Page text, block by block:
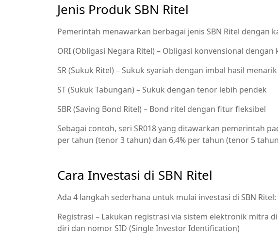
Jenis Produk SBN Ritel
Pemerintah menawarkan berbagai jenis SBN Ritel dengan
ORI (Obligasi Negara Ritel) – Obligasi konvensional
SR (Sukuk Ritel) – Sukuk syariah dengan imbal hasil menarik
ST (Sukuk Tabungan) – Sukuk dengan tenor lebih pendek
SBR (Saving Bond Ritel) – Bond ritel dengan fitur fleksibel
Sebagai contoh, seri SR018 yang ditawarkan pemerintah
per tahun (tenor 3 tahun) dan 6,4% per tahun (tenor 5
Cara Investasi di SBN Ritel
Ada 4 langkah sederhana untuk mulai investasi di SBN Ritel:
Registrasi – Lakukan registrasi via sistem elektronik mitra
diri dan nomor SID (Single Investor Identification)